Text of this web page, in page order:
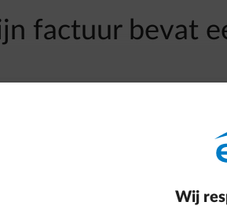
factuur bevat
QR-code en vraag je je af hoe je die
vragen:
Je kunt de QR-code scannen
met Payconiq of je bankapp.
Wij